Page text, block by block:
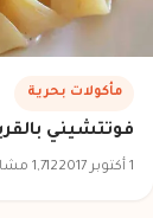
مأكولات بحرية
فوتتشيني
1 أكتوبر 2017 1,712 مشاهدة